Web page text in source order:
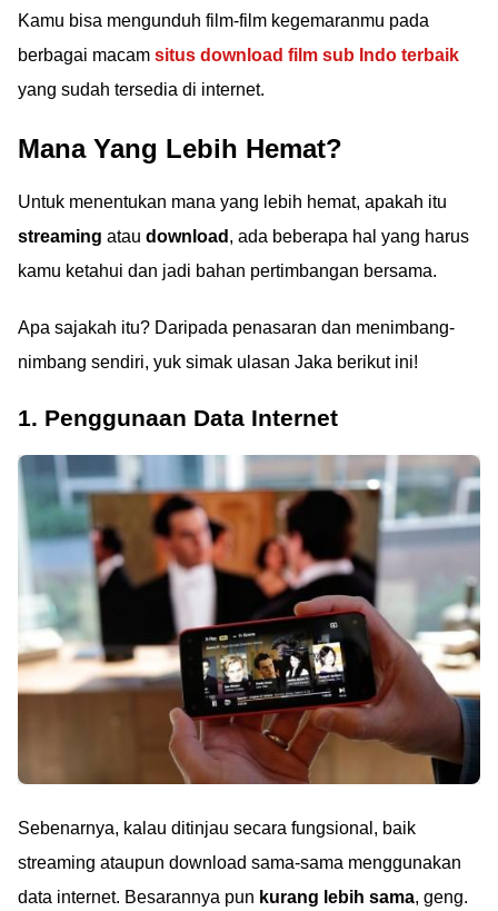
Kamu bisa mengunduh film-film kegemaranmu pada
berbagai macam situs download film sub Indo terbaik
yang sudah tersedia di internet.
Mana Yang Lebih Hemat?
Untuk menentukan mana yang lebih hemat, apakah itu
streaming atau download , ada beberapa hal yang harus
kamu ketahui dan jadi bahan pertimbangan bersama.
Apa sajakah itu? Daripada penasaran dan menimbang-
nimbang sendiri, yuk simak ulasan Jaka berikut ini!
1. Penggunaan Data Internet
Sebenarnya, kalau ditinjau secara fungsional, baik
streaming ataupun download sama-sama menggunakan
data internet. Besarannya pun kurang lebih sama, geng.